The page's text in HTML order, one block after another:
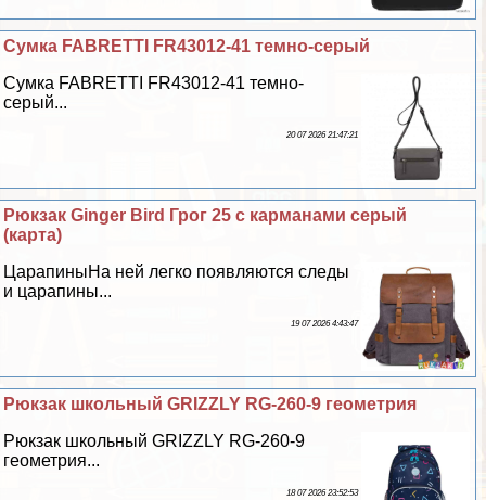
Сумка FABRETTI FR43012-41 темно-серый
Сумка FABRETTI FR43012-41 темно-
серый...
20 07 2026 21:47:21
Рюкзак Ginger Bird Грог 25 с карманами серый
(карта)
ЦарапиныНа ней легко появляются следы
и царапины...
19 07 2026 4:43:47
Рюкзак школьный GRIZZLY RG-260-9 геометрия
Рюкзак школьный GRIZZLY RG-260-9
геометрия...
18 07 2026 23:52:53